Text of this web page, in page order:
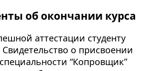
об окончании курса
аттестации студенту
Свидетельство о присвоении
“Копровщик”